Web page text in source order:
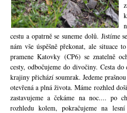
cestu a opatrně se suneme dolů. Jistíme
nám vše úspěšně překonat, ale situace
pramene Katovky (CP6) se znatelně
cesty, odbočujeme do divočiny. Cesta
krajiny přichází soumrak. Jedeme
otevřená a plná života. Máme rozhled
zastavujeme a čekáme na noc.... po
rozhledu kolem, pokračujeme na